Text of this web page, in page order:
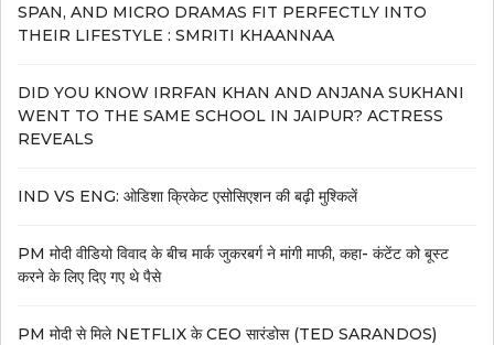
SPAN, AND MICRO DRAMAS FIT PERFECTLY INTO
THEIR LIFESTYLE : SMRITI KHAANNAA
DID YOU KNOW IRRFAN KHAN AND ANJANA SUKHANI
WENT TO THE SAME SCHOOL IN JAIPUR? ACTRESS
REVEALS
IND VS ENG: ओडिशा क्रिकेट एसोसिएशन की बढ़ी मुश्किलें
PM मोदी वीडियो विवाद के बीच मार्क जुकरबर्ग ने मांगी माफी, कहा- कंटेंट को बूस्ट
करने के लिए दिए गए थे पैसे
PM मोदी से मिले NETFLIX के CEO सारंडोस (TED SARANDOS)